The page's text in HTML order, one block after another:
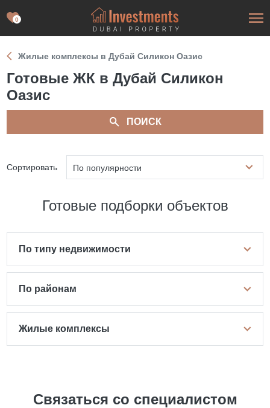
0
Жилые комплексы в Дубай Силикон Оазис
Готовые ЖК в Дубай Силикон
Оазис
ПОИСК
Сортировать По популярности
Готовые подборки объектов
По типу недвижимости
По районам
Жилые комплексы
Связаться со специалистом